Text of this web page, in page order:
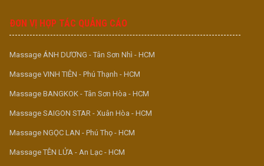
ĐƠN VỊ HỢP TÁC QUẢNG CÁO
Massage ÁNH DƯƠNG - Tân Sơn Nhì - HCM
Massage VINH TIÊN - Phú Thạnh - HCM
Massage BANGKOK - Tân Sơn Hòa - HCM
Massage SAIGON STAR - Xuân Hòa - HCM
Massage NGỌC LAN - Phú Thọ - HCM
Massage TÊN LỬA - An Lạc - HCM